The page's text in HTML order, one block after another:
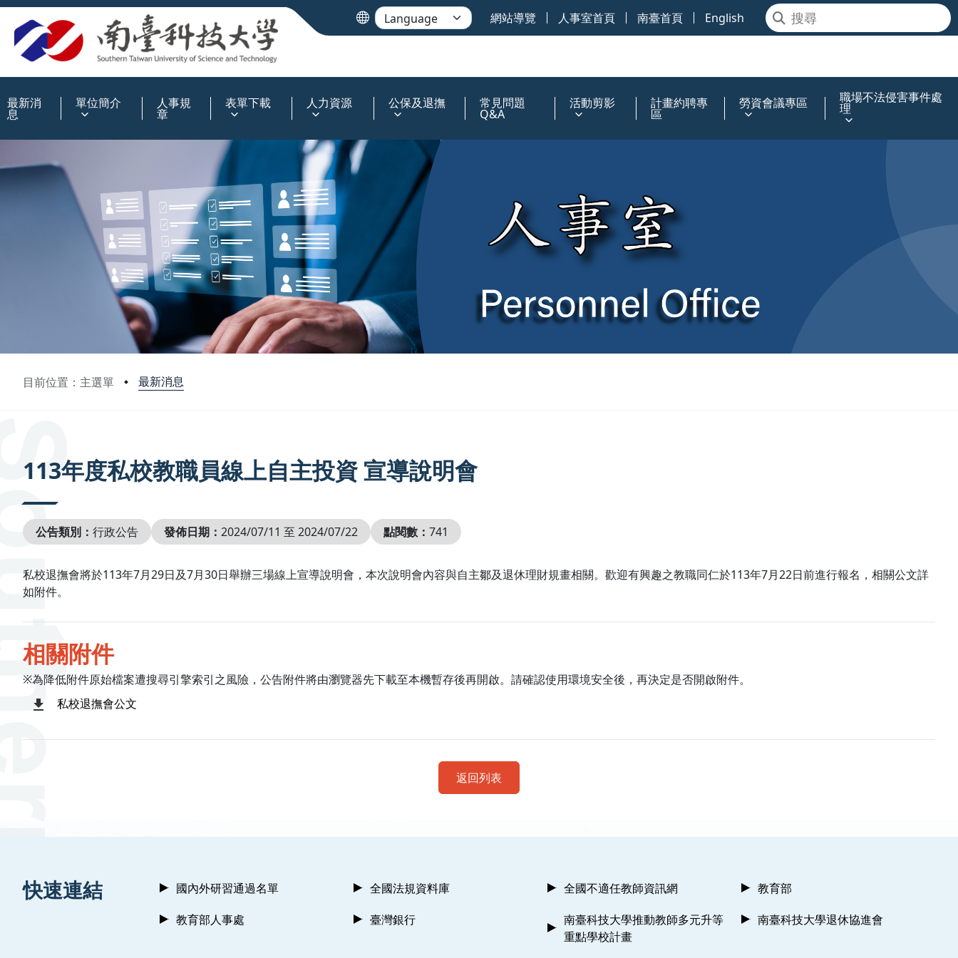
網站導覽 人事室首頁 南臺首頁 English
最新消
息
單位簡介 人事規
章
表單下載 人力資源 公保及退撫 常見問題
Q&A
活動剪影 計畫約聘專
區
勞資會議專區 職場不法侵害事件處
理
目前位置：主選單 最新消息
113年度私校教職員線上自主投資 宣導說明會
公告類別： 行政公告 發佈日期： 2024/07/11 至 2024/07/22 點閱數： 741
私校退撫會將於113年7月29日及7月30日舉辦三場線上宣導說明會，本次說明會內容與自主鄒及退休理財規畫相關。歡迎有興趣之教職同仁於113年7月22日前進行報名，相關公文詳
如附件。
相關附件
※為降低附件原始檔案遭搜尋引擎索引之風險，公告附件將由瀏覽器先下載至本機暫存後再開啟。請確認使用環境安全後，再決定是否開啟附件。
私校退撫會公文
返回列表
快速連結 國內外研習通過名單 全國法規資料庫 全國不適任教師資訊網
教育部
教育部人事處
臺灣銀行
南臺科技大學推動教師多元升等
重點學校計畫
南臺科技大學退休協進會